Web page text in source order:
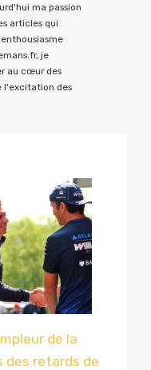
ma passion
articles qui
je
au cœur des
l'excitation des
de la
des retards de